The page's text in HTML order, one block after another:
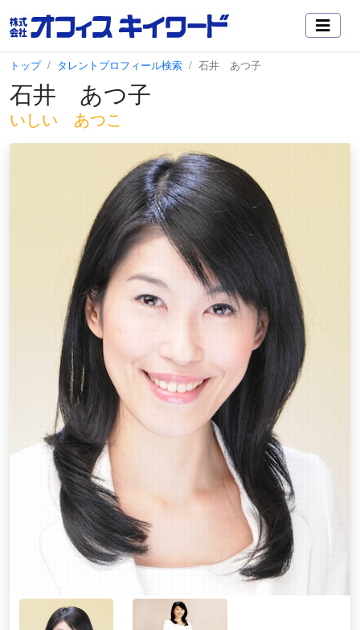
トップ タレントプロフィール検索 石井 あつ子
石井 あつ子
いしい あつこ